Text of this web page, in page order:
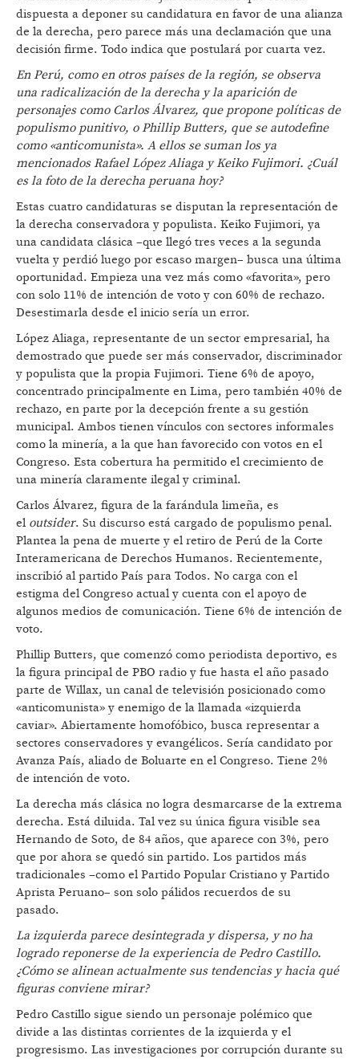
dispuesta a deponer su candidatura en favor de una alianza
de la derecha, pero parece más una declamación que una
decisión firme. Todo indica que postulará por cuarta vez.
En Perú, como en otros países de la región, se observa
una radicalización de la derecha y la aparición de
personajes como Carlos Álvarez, que propone políticas de
populismo punitivo, o Phillip Butters, que se autodefine
como «anticomunista». A ellos se suman los ya
mencionados Rafael López Aliaga yKeiko Fujimori. ¿Cuál
es la foto de la derecha peruana hoy?
Estas cuatro candidaturas se disputan la representación de
la derecha conservadora y populista. Keiko Fujimori, ya
una candidata clásica –que llegó tres veces a la segunda
vuelta y perdió luego por escaso margen– busca una última
oportunidad. Empieza una vez más como «favorita», pero
con solo 11% de intención de voto y con 60% de rechazo.
Desestimarla desde el inicio sería un error.
López Aliaga, representante de un sector empresarial, ha
demostrado que puede ser más conservador, discriminador
y populista que la propia Fujimori. Tiene 6% de apoyo,
concentrado principalmente en Lima, pero también 40% de
rechazo, en parte por la decepción frente a su gestión
municipal. Ambos tienen vínculos con sectores informales
como la minería, a la que han favorecido con votos en el
Congreso. Esta cobertura ha permitido el crecimiento de
una minería claramente ilegal y criminal.
Carlos Álvarez, figura de la farándula limeña, es
el outsider. Su discurso está cargado de populismo penal.
Plantea la pena de muerte y el retiro de Perú de la Corte
Interamericana de Derechos Humanos. Recientemente,
inscribió al partido País para Todos. No carga con el
estigma del Congreso actual y cuenta con el apoyo de
algunos medios de comunicación. Tiene 6% de intención de
voto.
Phillip Butters, que comenzó como periodista deportivo, es
la figura principal de PBO radio y fue hasta el año pasado
parte de Willax, un canal de televisión posicionado como
«anticomunista» y enemigo de la llamada «izquierda
caviar». Abiertamente homofóbico, busca representar a
sectores conservadores y evangélicos. Sería candidato por
Avanza País, aliado de Boluarte en el Congreso. Tiene 2%
de intención de voto.
La derecha más clásica no logra desmarcarse de la extrema
derecha. Está diluida. Tal vez su única figura visible sea
Hernando de Soto, de 84 años, que aparece con 3%, pero
que por ahora se quedó sin partido. Los partidos más
tradicionales –como el Partido Popular Cristiano y Partido
Aprista Peruano– son solo pálidos recuerdos de su
pasado.
La izquierda parece desintegrada y dispersa, y no ha
logrado reponerse de la experiencia de Pedro Castillo.
¿Cómo se alinean actualmente sus tendencias y hacia qué
figuras conviene mirar?
Pedro Castillo sigue siendo un personaje polémico que
divide a las distintas corrientes de la izquierda y el
progresismo. Las investigaciones por corrupción durante su